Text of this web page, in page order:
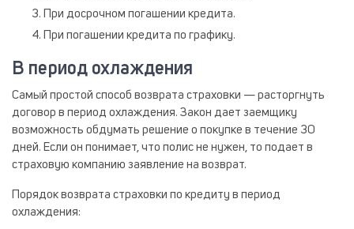
При досрочном погашении кредита.
При погашении кредита по графику.
В период охлаждения
Самый простой способ возврата страховки — расторгнуть
договор в период охлаждения. Закон дает заемщику
возможность обдумать решение о покупке в течение 30
дней. Если он понимает, что полис не нужен, то подает в
страховую компанию заявление на возврат.
Порядок возврата страховки по кредиту в период
охлаждения: